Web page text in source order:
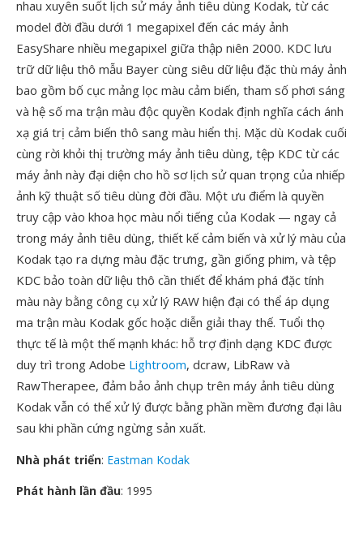
nhau xuyên suốt lịch sử máy ảnh tiêu dùng Kodak, từ các
model đời đầu dưới 1 megapixel đến các máy ảnh
EasyShare nhiều megapixel giữa thập niên 2000. KDC lưu
trữ dữ liệu thô mẫu Bayer cùng siêu dữ liệu đặc thù máy ảnh
bao gồm bố cục mảng lọc màu cảm biến, tham số phơi sáng
và hệ số ma trận màu độc quyền Kodak định nghĩa cách ánh
xạ giá trị cảm biến thô sang màu hiển thị. Mặc dù Kodak cuối
cùng rời khỏi thị trường máy ảnh tiêu dùng, tệp KDC từ các
máy ảnh này đại diện cho hồ sơ lịch sử quan trọng của nhiếp
ảnh kỹ thuật số tiêu dùng đời đầu. Một ưu điểm là quyền
truy cập vào khoa học màu nổi tiếng của Kodak — ngay cả
trong máy ảnh tiêu dùng, thiết kế cảm biến và xử lý màu của
Kodak tạo ra dựng màu đặc trưng, gần giống phim, và tệp
KDC bảo toàn dữ liệu thô cần thiết để khám phá đặc tính
màu này bằng công cụ xử lý RAW hiện đại có thể áp dụng
ma trận màu Kodak gốc hoặc diễn giải thay thế. Tuổi thọ
thực tế là một thế mạnh khác: hỗ trợ định dạng KDC được
duy trì trong Adobe Lightroom, dcraw, LibRaw và
RawTherapee, đảm bảo ảnh chụp trên máy ảnh tiêu dùng
Kodak vẫn có thể xử lý được bằng phần mềm đương đại lâu
sau khi phần cứng ngừng sản xuất.
Nhà phát triển: Eastman Kodak
Phát hành lần đầu: 1995